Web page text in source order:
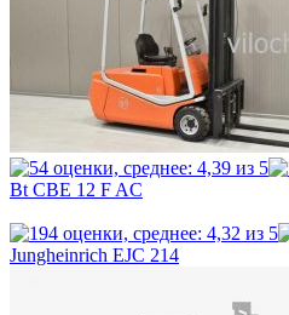
Bt CBE 12 F AC
Jungheinrich EJC 214